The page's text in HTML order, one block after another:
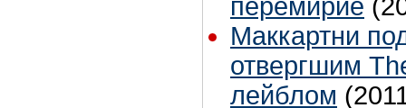
перемирие
Маккартни
отвергшим
лейблом